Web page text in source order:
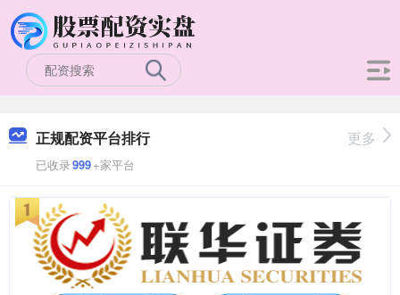
正规配资平台排行
已收录999+家平台
更多